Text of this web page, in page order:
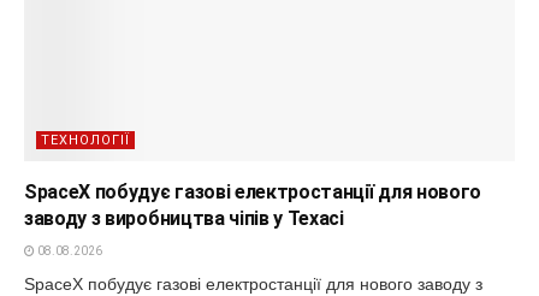
ТЕХНОЛОГІЇ
SpaceX побудує газові електростанції для нового
заводу з виробництва чіпів у Техасі
08.08.2026
SpaceX побудує газові електростанції для нового заводу з